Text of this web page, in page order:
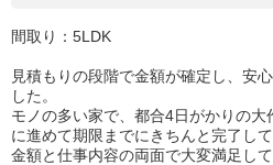
間取り：5LDK
見積もりの段階で金額が確定し、安
した。
モノの多い家で、都合4日がかりの
に進めて期限までにきちんと完了して
金額と仕事内容の両面で大変満足して